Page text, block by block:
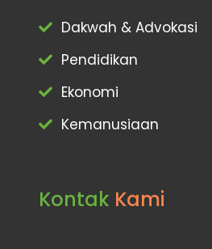
Dakwah & Advokasi
Pendidikan
Ekonomi
Kemanusiaan
Kontak Kami